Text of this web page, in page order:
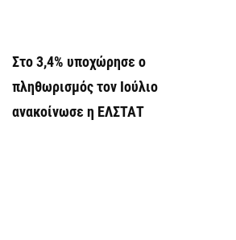
Στο 3,4% υποχώρησε ο
πληθωρισμός τον Ιούλιο
ανακοίνωσε η ΕΛΣΤΑΤ